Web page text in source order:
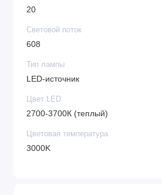
20
Световой поток
608
Тип лампы
LED-источник
Цвет LED
2700-3700К (теплый)
Цветовая температура
3000K